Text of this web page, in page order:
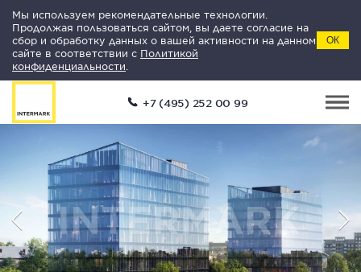
Мы используем рекомендательные технологии.
Продолжая пользоваться сайтом, вы даете согласие на
сбор и обработку данных о вашей активности на данном
сайте в соответствии с Политикой
конфиденциальности
ОК
+7 (495) 252 00 99